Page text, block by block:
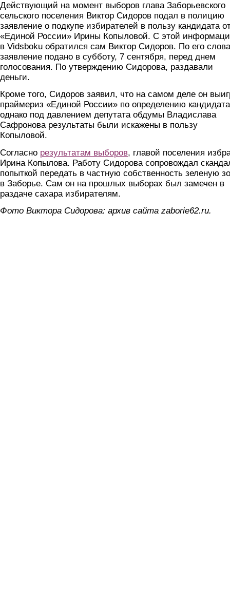
Действующий на момент выборов глава Заборьевского
сельского поселения Виктор Сидоров подал в полицию
заявление о подкупе избирателей в пользу кандидата
«Единой России» Ирины Копыловой. С этой
в Vidsboku обратился сам Виктор Сидоров. По его
заявление подано в субботу, 7 сентября, перед днем
голосования. По утверждению Сидорова, раздавали
деньги.
Кроме того, Сидоров заявил, что на самом деле он
праймериз «Единой России» по определению
однако под давлением депутата обдумы Владислава
Сафронова результаты были искажены в пользу
Копыловой.
Согласно результатам выборов, главой поселения
Ирина Копылова. Работу Сидорова сопровождал
попыткой передать в частную собственность зеленую
в Заборье. Сам он на прошлых выборах был замечен в
раздаче сахара избирателям.
Фото Виктора Сидорова: архив сайта zaborie62.ru.